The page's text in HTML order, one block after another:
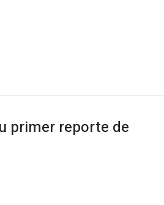
primer reporte de